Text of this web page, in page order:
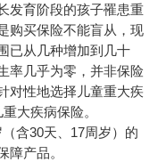
发育阶段的孩子罹患重
购买保险不能盲从，现
已从几种增加到几十
率几乎为零，并非保险
对性地选择儿童重大疾
大疾病保险。
含30天、17周岁）的
产品。